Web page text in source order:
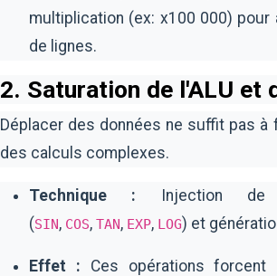
multiplication (ex: x100 000)
de lignes.
2. Saturation de l'ALU et
Déplacer des données ne suffit pas
des calculs complexes.
Technique : Injection de
(SIN, COS, TAN, EXP, LOG) et
Effet : Ces opérations